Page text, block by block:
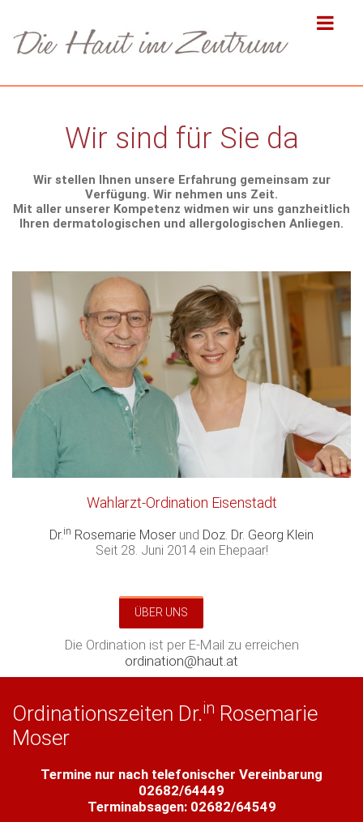
Wir sind für Sie da
Wir stellen Ihnen unsere Erfahrung gemeinsam zur
Verfügung. Wir nehmen uns Zeit.
Mit aller unserer Kompetenz widmen wir uns ganzheitlich
Ihren dermatologischen und allergologischen Anliegen.
Wahlarzt-Ordination Eisenstadt
Dr.in Rosemarie Moser und Doz. Dr. Georg Klein
Seit 28. Juni 2014 ein Ehepaar!
ÜBER UNS
Die Ordination ist per E-Mail zu erreichen
ordination@haut.at
Ordinationszeiten Dr.in Rosemarie
Moser
Termine nur nach telefonischer Vereinbarung
02682/64449
Terminabsagen: 02682/64549